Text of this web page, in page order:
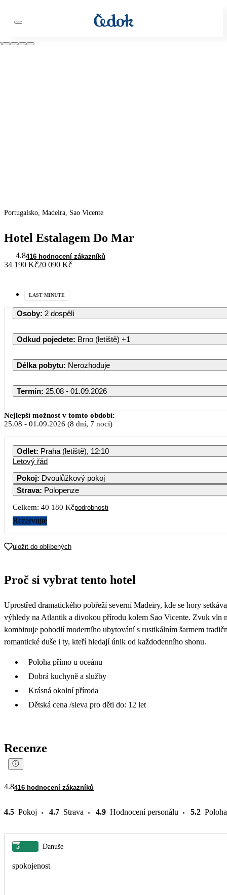
Portugalsko, Madeira, Sao Vicente
Hotel Estalagem Do Mar
4.8416 hodnocení zákazníků
34 190 Kč20 090 Kč
LAST MINUTE
Osoby: 2 dospělí
Odkud pojedete: Brno (letiště) +1
Délka pobytu: Nerozhoduje
Termín: 25.08 - 01.09.2026
PO
Nejlepší možnost v tomto období:
25.08 - 01.09.2026 (8 dní, 7 nocí)
Odlet: Praha (letiště), 12:10
Letový řád
Pokoj: Dvoulůžkový pokoj
Strava: Polopenze
Celkem: 40 180 Kčpodrobnosti
Rezervujte
uložit do oblíbených
Proč si vybrat tento hotel
Uprostřed dramatického pobřeží severní Madeiry, kde se hory
výhledy na Atlantik a divokou přírodu kolem Sao Vicente. Zvuk vln
kombinuje pohodlí moderního ubytování s rustikálním šarmem
romantické duše i ty, kteří hledají únik od každodenního shonu.
Poloha přímo u oceánu
Dobrá kuchyně a služby
Krásná okolní příroda
Dětská cena /sleva pro děti do: 12 let
Recenze
4.8416 hodnocení zákazníků
4.5 Pokoj 4.7 Strava 4.9 Hodnocení personálu 5.2 Poloha
5 Danuše
spokojenost